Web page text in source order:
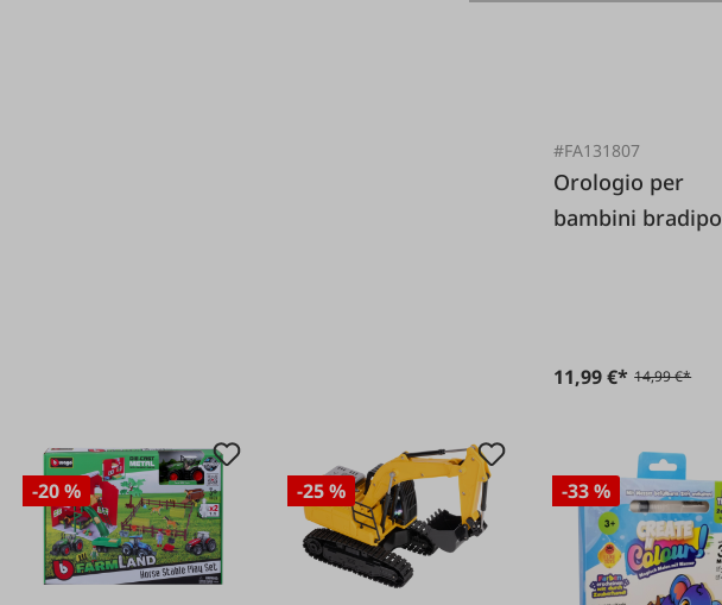
#FA131807
Orologio per
bambini bradipo
11,99 €* 14,99 €*
-20 % -25 % -33 %